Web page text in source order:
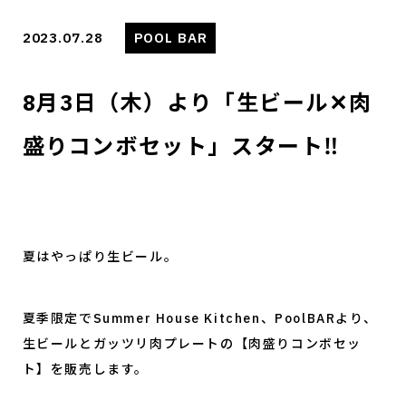
2023.07.28 POOL BAR
8月3日（木）より「生ビール✕肉
盛りコンボセット」スタート‼️
夏はやっぱり生ビール。
夏季限定でSummer House Kitchen、PoolBARより、
生ビールとガッツリ肉プレートの【肉盛りコンボセッ
ト】を販売します。